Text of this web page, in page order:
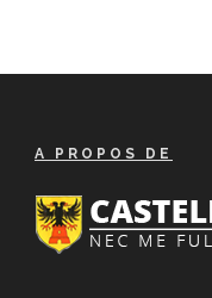
A PROPOS DE